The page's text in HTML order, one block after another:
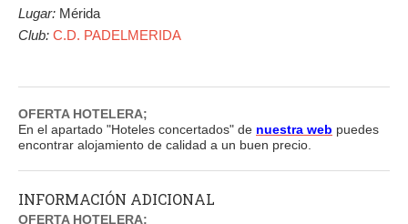
Lugar: Mérida
Club: C.D. PADELMERIDA
OFERTA HOTELERA;
En el apartado "Hoteles concertados" de nuestra web puedes
encontrar alojamiento de calidad a un buen precio.
INFORMACIÓN ADICIONAL
OFERTA HOTELERA;